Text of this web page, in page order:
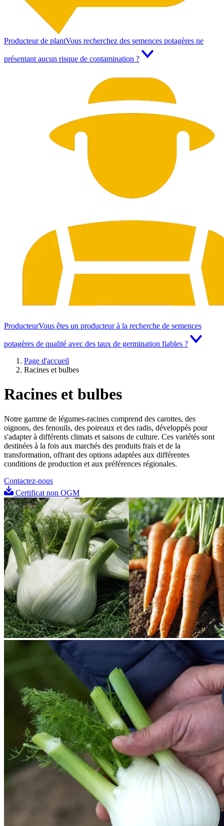
Producteur de plantVous recherchez des semences potagères ne
présentant aucun risque de contamination ?
ProducteurVous êtes un producteur à la recherche de semences
potagères de qualité avec des taux de germination fiables ?
Page d'accueil
Racines et bulbes
Racines et bulbes
Notre gamme de légumes-racines comprend des carottes, des
oignons, des fenouils, des poireaux et des radis, développés pour
s'adapter à différents climats et saisons de culture. Ces variétés sont
destinées à la fois aux marchés des produits frais et de la
transformation, offrant des options adaptées aux différentes
conditions de production et aux préférences régionales.
Contactez-nous
Certificat non OGM